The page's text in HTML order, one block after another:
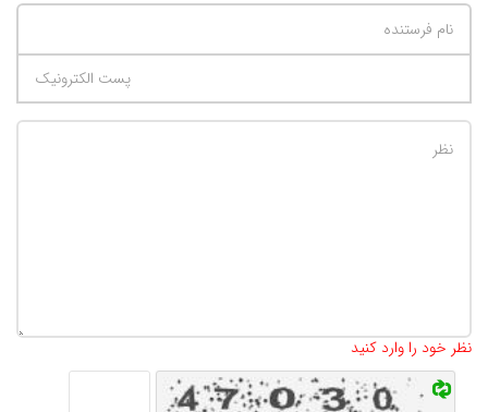
نظر خود را وارد کنید